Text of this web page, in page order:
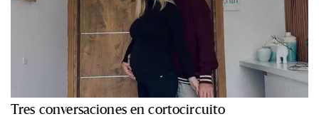
Tres conversaciones en cortocircuito